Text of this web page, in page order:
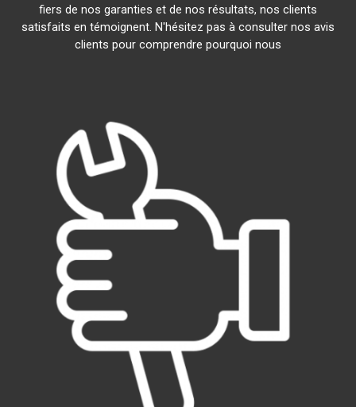
fiers de nos garanties et de nos résultats, nos clients
satisfaits en témoignent. N'hésitez pas à consulter nos avis
clients pour comprendre pourquoi nous